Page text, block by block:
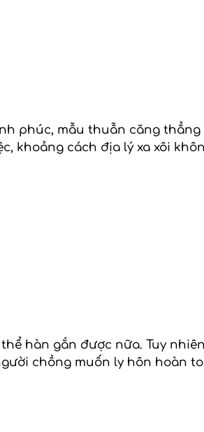
phúc, mẫu thuẫn căng
khoảng cách địa lý xa xôi
hàn gắn được nữa. Tuy
chồng muốn ly hôn hoàn